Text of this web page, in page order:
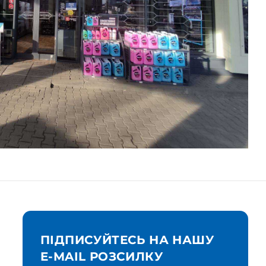
ПІДПИСУЙТЕСЬ НА НАШУ
E-MAIL РОЗСИЛКУ